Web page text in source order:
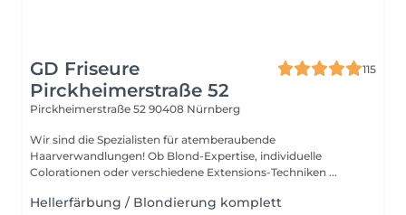
GD Friseure
Pirckheimerstraße 52
115
Pirckheimerstraße 52 90408 Nürnberg
Wir sind die Spezialisten für atemberaubende
Haarverwandlungen! Ob Blond-Expertise, individuelle
Colorationen oder verschiedene Extensions-Techniken ...
Hellerfärbung / Blondierung komplett